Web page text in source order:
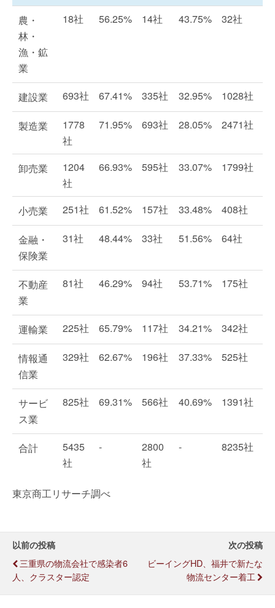
農・
林・
漁・鉱
業
18社 56.25% 14社 43.75% 32社
建設業 693社 67.41% 335社 32.95% 1028社
製造業
1778
社
71.95% 693社 28.05% 2471社
卸売業
1204
社
66.93% 595社 33.07% 1799社
小売業 251社 61.52% 157社 33.48% 408社
金融・
保険業
31社 48.44% 33社 51.56% 64社
不動産
業
81社 46.29% 94社 53.71% 175社
運輸業 225社 65.79% 117社 34.21% 342社
情報通
信業
329社 62.67% 196社 37.33% 525社
サービ
ス業
825社 69.31% 566社 40.69% 1391社
合計
5435
社
-
2800
社
- 8235社
東京商工リサーチ調べ
以前の投稿
三重県の物流会社で感染者6
人、クラスター認定
次の投稿
ビーイングHD、福井で新たな
物流センター着工